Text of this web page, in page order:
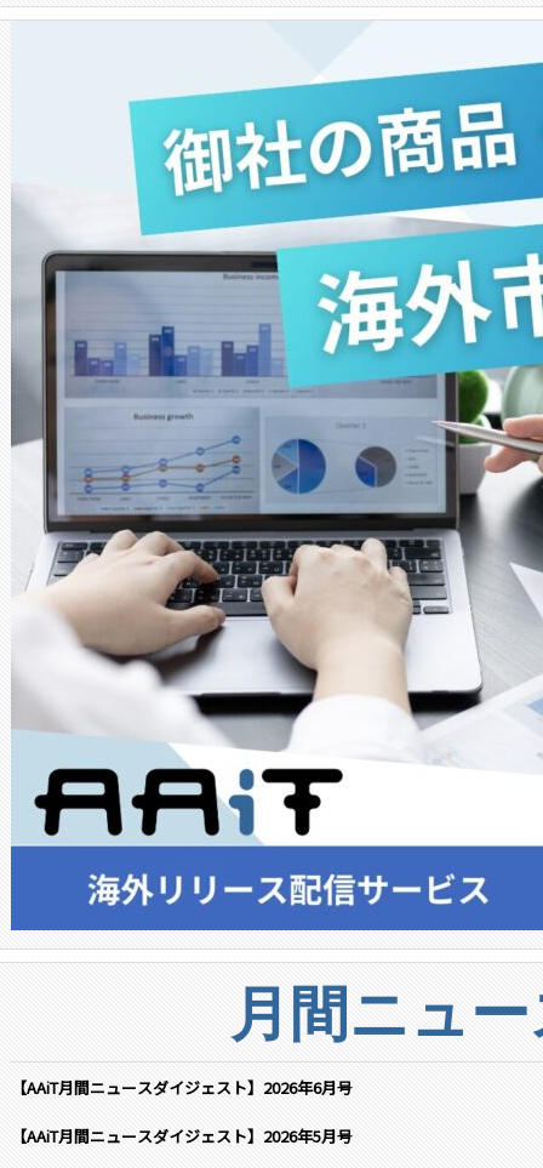
月間ニュ
【AAiT月間ニュースダイジェスト】2026年6月号
【AAiT月間ニュースダイジェスト】2026年5月号